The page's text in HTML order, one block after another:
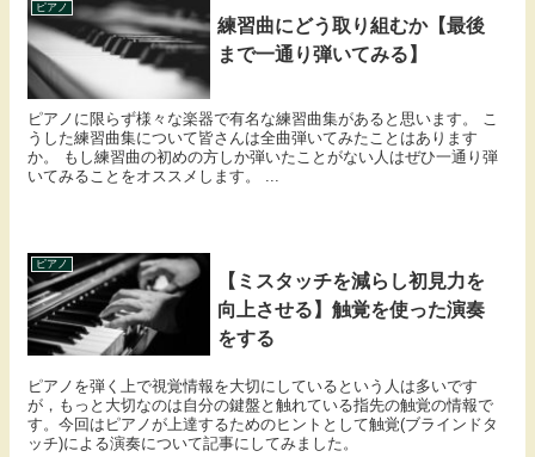
ピアノ
練習曲にどう取り組むか【最後
まで一通り弾いてみる】
ピアノに限らず様々な楽器で有名な練習曲集があると思います。 こ
うした練習曲集について皆さんは全曲弾いてみたことはあります
か。 もし練習曲の初めの方しか弾いたことがない人はぜひ一通り弾
いてみることをオススメします。 ...
ピアノ
【ミスタッチを減らし初見力を
向上させる】触覚を使った演奏
をする
ピアノを弾く上で視覚情報を大切にしているという人は多いです
が，もっと大切なのは自分の鍵盤と触れている指先の触覚の情報で
す。今回はピアノが上達するためのヒントとして触覚(ブラインドタ
ッチ)による演奏について記事にしてみました。